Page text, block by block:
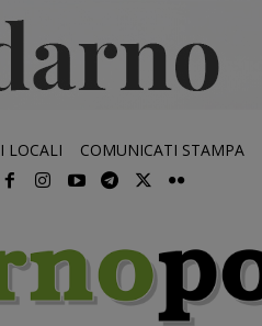
LOCALI COMUNICATI STAMPA